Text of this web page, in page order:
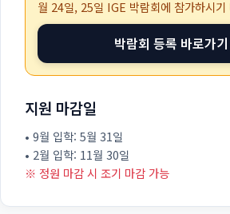
월 24일, 25일 IGE 박람회에 참가하시기
박람회 등록 바로가
지원 마감일
• 9월 입학: 5월 31일
• 2월 입학: 11월 30일
※ 정원 마감 시 조기 마감 가능